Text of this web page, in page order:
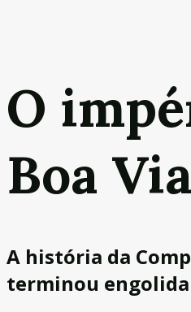
O
Boa
A história da
terminou engolida